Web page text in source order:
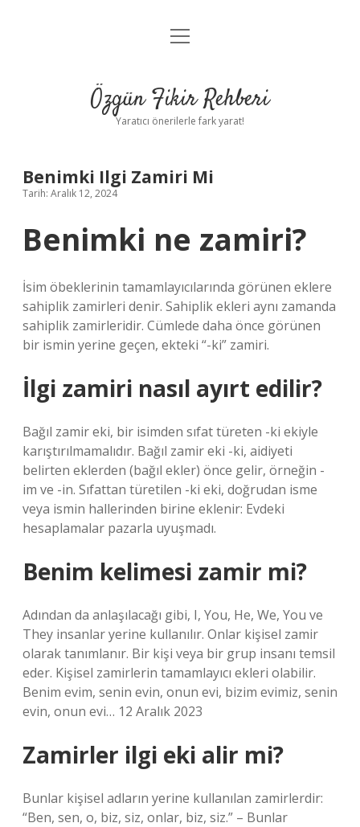
Gizlilik Politikası
Yasal Uyarı
menüyü
Özgün Fikir Rehberi
Yaratıcı önerilerle fark yarat!
Benimki Ilgi Zamiri Mi
Tarih: Aralık 12, 2024
Benimki ne zamiri?
İsim öbeklerinin tamamlayıcılarında görünen eklere
sahiplik zamirleri denir. Sahiplik ekleri aynı zamanda
sahiplik zamirleridir. Cümlede daha önce görünen
bir ismin yerine geçen, ekteki “-ki” zamiri.
İlgi zamiri nasıl ayırt edilir?
Bağıl zamir eki, bir isimden sıfat türeten -ki ekiyle
karıştırılmamalıdır. Bağıl zamir eki -ki, aidiyeti
belirten eklerden (bağıl ekler) önce gelir, örneğin -
im ve -in. Sıfattan türetilen -ki eki, doğrudan isme
veya ismin hallerinden birine eklenir: Evdeki
hesaplamalar pazarla uyuşmadı.
Benim kelimesi zamir mi?
Adından da anlaşılacağı gibi, I, You, He, We, You ve
They insanlar yerine kullanılır. Onlar kişisel zamir
olarak tanımlanır. Bir kişi veya bir grup insanı temsil
eder. Kişisel zamirlerin tamamlayıcı ekleri olabilir.
Benim evim, senin evin, onun evi, bizim evimiz, senin
evin, onun evi… 12 Aralık 2023
Zamirler ilgi eki alir mi?
Bunlar kişisel adların yerine kullanılan zamirlerdir:
“Ben, sen, o, biz, siz, onlar, biz, siz.” – Bunlar